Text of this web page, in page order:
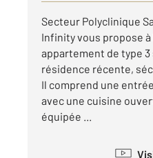
Secteur Polyclinique
Infinity vous propose
appartement de type
résidence récente,
Il comprend une
avec une cuisine
équipée ...